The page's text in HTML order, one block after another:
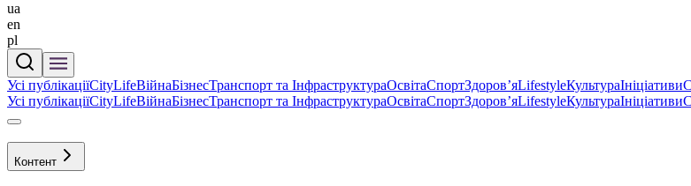
ua
en
pl
Усі публікаціїCityLifeВійнаБізнесТранспорт та ІнфраструктураОсвітаСпортЗдоровʼяLifestyleКультураІніціативи
Усі публікаціїCityLifeВійнаБізнесТранспорт та ІнфраструктураОсвітаСпортЗдоровʼяLifestyleКультураІніціативи
Контент